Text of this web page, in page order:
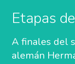
Etapas
A finales del
alemán